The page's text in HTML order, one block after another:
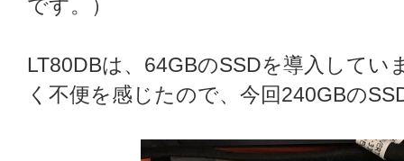
です。）
LT80DBは、64GBのSSDを導入して
く不便を感じたので、今回240GBの